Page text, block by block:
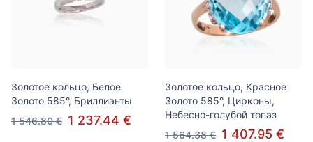
Золотое кольцо, Белое
Золото 585°, Бриллианты
1 546.80 € 1 237.44 €
Золотое кольцо, Красное
Золото 585°, Цирконы,
Небесно-голубой топаз
1 564.38 € 1 407.95 €